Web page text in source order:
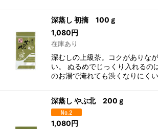
深蒸し 初摘 100ｇ
1,080円
在庫あり
深むしの上級茶。コクがありな
い。 ぬるめでじっくり入れるの
のお湯で淹れても渋くなりにくい
深蒸し やぶ北 200ｇ
1,080円